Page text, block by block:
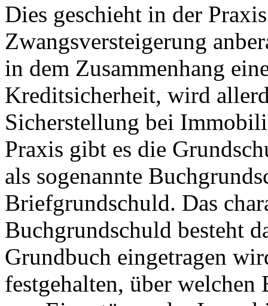
Dies geschieht in der
Zwangsversteigerung
in dem Zusammenhang
Kreditsicherheit, wird
Sicherstellung bei
Praxis gibt es die
als sogenannte
Briefgrundschuld. Das
Buchgrundschuld besteht
Grundbuch eingetragen
festgehalten, über